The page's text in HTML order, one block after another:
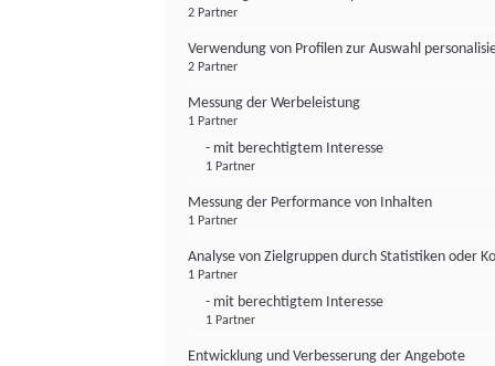
2 Partner
Verwendung von Profilen zur Auswahl
2 Partner
Messung der Werbeleistung
1 Partner
- mit berechtigtem Interesse
1 Partner
Messung der Performance von Inhalten
1 Partner
Analyse von Zielgruppen durch Statistiken oder
1 Partner
- mit berechtigtem Interesse
1 Partner
Entwicklung und Verbesserung der Angebote